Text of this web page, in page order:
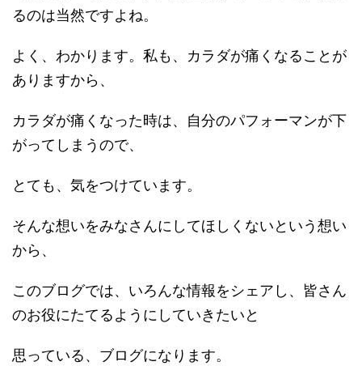
るのは当然ですよね。
よく、わかります。私も、カラダが痛くなることが
ありますから、
カラダが痛くなった時は、自分のパフォーマンが下
がってしまうので、
とても、気をつけています。
そんな想いをみなさんにしてほしくないという想い
から、
このブログでは、いろんな情報をシェアし、皆さん
のお役にたてるようにしていきたいと
思っている、ブログになります。